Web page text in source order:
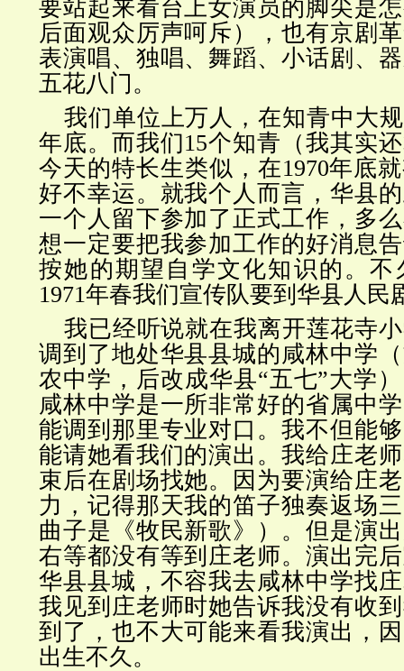
要站起来看台上女演员的脚尖是
后面观众厉声呵斥），也有京剧
表演唱、独唱、舞蹈、小话剧、
五花八门。
我们单位上万人，在知青中大
年底。而我们15个知青（我其实
今天的特长生类似，在1970年底
好不幸运。就我个人而言，华县
一个人留下参加了正式工作，多
想一定要把我参加工作的好消息
按她的期望自学文化知识的。不
1971年春我们宣传队要到华县人民
我已经听说就在我离开莲花寺
调到了地处华县县城的咸林中学
农中学，后改成华县“五七”大学
咸林中学是一所非常好的省属中
能调到那里专业对口。我不但能
能请她看我们的演出。我给庄老
束后在剧场找她。因为要演给庄
力，记得那天我的笛子独奏返场
曲子是《牧民新歌》）。但是演
右等都没有等到庄老师。演出完
华县县城，不容我去咸林中学找
我见到庄老师时她告诉我没有收
到了，也不大可能来看我演出，
出生不久。